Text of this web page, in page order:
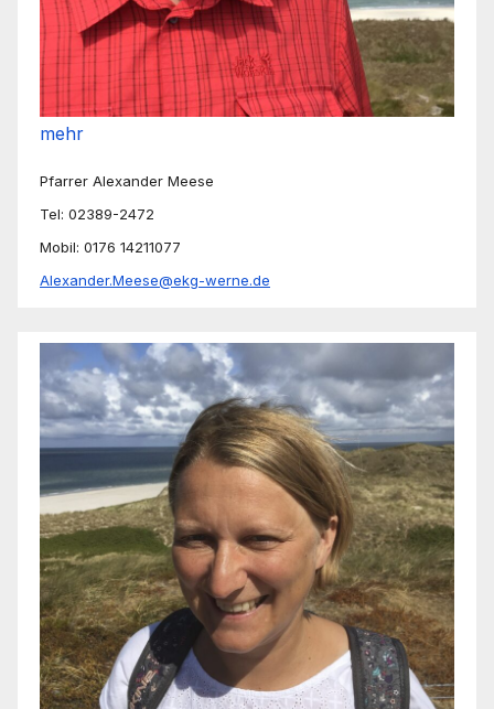
mehr
Pfarrer Alexander Meese
Tel: 02389-2472
Mobil: 0176 14211077
Alexander.Meese@ekg-werne.de